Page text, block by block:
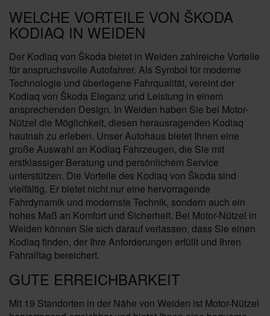
WELCHE VORTEILE VON ŠKODA
KODIAQ IN WEIDEN
Der Kodiaq von Škoda bietet in Weiden zahlreiche Vorteile
für anspruchsvolle Autofahrer. Als Symbol für moderne
Technologie und überlegene Fahrqualität, vereint der
Kodiaq von Škoda Eleganz und Leistung in einem
ansprechenden Design. In Weiden haben Sie bei Motor-
Nützel die Möglichkeit, diesen herausragenden Kodiaq
hautnah zu erleben. Unser Autohaus bietet Ihnen eine
große Auswahl an Kodiaq Fahrzeugen, die Sie mit
erstklassiger Beratung und persönlichem Service
unterstützen. Die Vorteile des Kodiaq von Škoda sind
vielfältig. Er bietet nicht nur eine hervorragende
Fahrdynamik und modernste Technik, sondern auch ein
hohes Maß an Komfort und Sicherheit. Bei Motor-Nützel in
Weiden können Sie sich darauf verlassen, dass Sie einen
Kodiaq finden, der Ihre Anforderungen erfüllt und Ihren
Fahralltag bereichert.
GUTE ERREICHBARKEIT
Mit 19 Standorten in der Nähe von Weiden ist Motor-Nützel